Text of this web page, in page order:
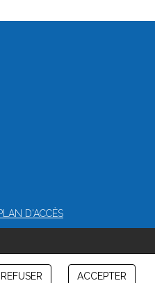
D'ACCÈS
REFUSER ACCEPTER